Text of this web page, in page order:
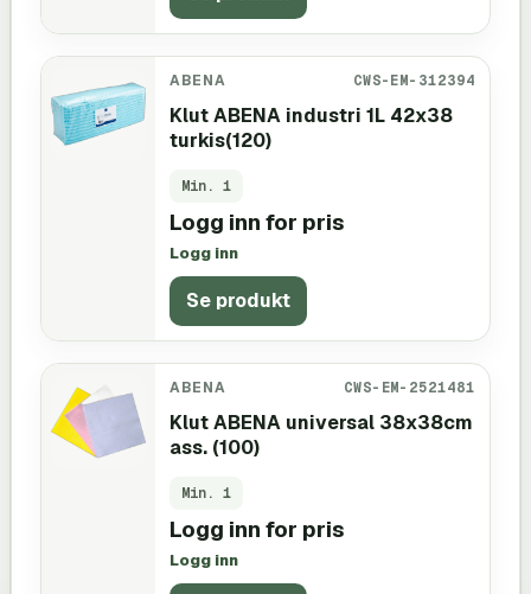
ABENA CWS-EM-312394
Klut ABENA industri 1L 42x38
turkis(120)
Min. 1
Logg inn for pris
Logg inn
Se produkt
ABENA CWS-EM-2521481
Klut ABENA universal 38x38cm
ass. (100)
Min. 1
Logg inn for pris
Logg inn